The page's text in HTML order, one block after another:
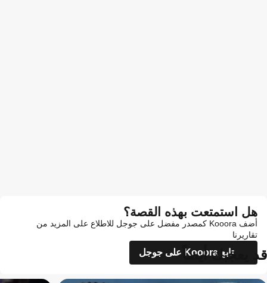
هل استمتعت بهذه القصة؟
أضف Kooora كمصدر مفضل على جوجل للاطلاع على المزيد من
تقاريرنا
تابع Kooora على جوجل
قد يعجبك أيضاً